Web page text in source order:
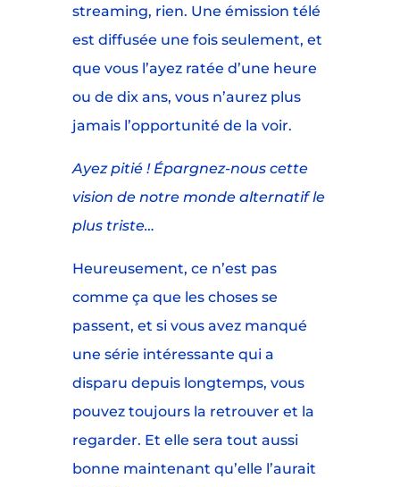
streaming, rien. Une émission télé
est diffusée une fois seulement, et
que vous l’ayez ratée d’une heure
ou de dix ans, vous n’aurez plus
jamais l’opportunité de la voir.
Ayez pitié ! Épargnez-nous cette
vision de notre monde alternatif le
plus triste…
Heureusement, ce n’est pas
comme ça que les choses se
passent, et si vous avez manqué
une série intéressante qui a
disparu depuis longtemps, vous
pouvez toujours la retrouver et la
regarder. Et elle sera tout aussi
bonne maintenant qu’elle l’aurait